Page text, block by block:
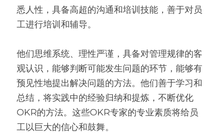
悉人性，具备高超的沟通和培训技能，善于对员
工进行培训和辅导。
他们思维系统、理性严谨，具备对管理规律的客
观认识，能够判断可能发生问题的环节，能够有
预见性地提出解决问题的方法。他们善于学习和
总结，将实践中的经验归纳和提炼，不断优化
OKR的方法。这些OKR专家的专业素质将给员
工以巨大的信心和鼓舞。